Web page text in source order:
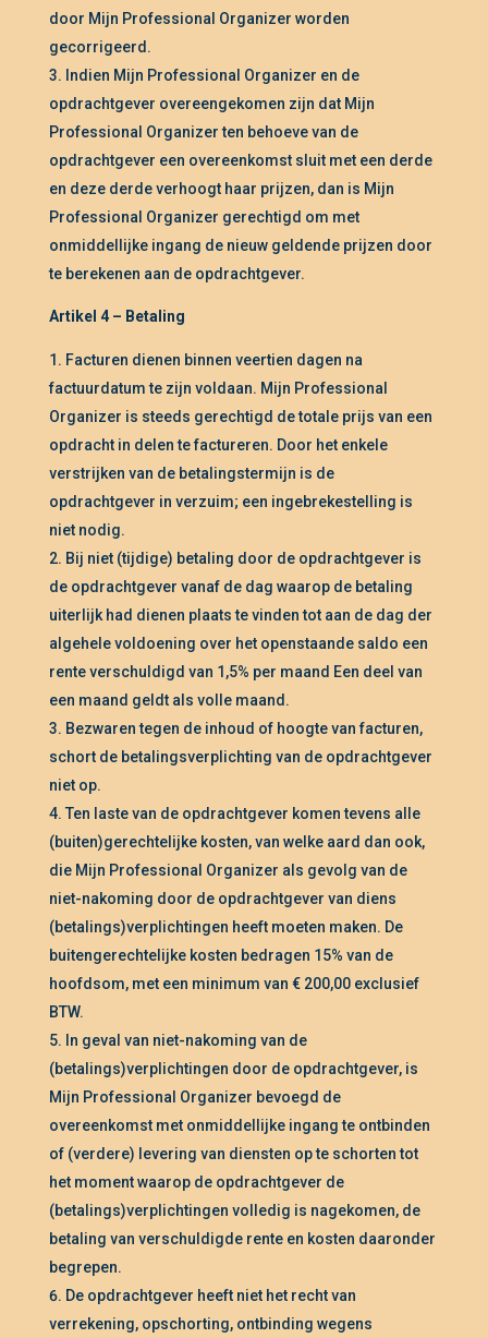
door Mijn Professional Organizer worden
gecorrigeerd.
Indien Mijn Professional Organizer en de
opdrachtgever overeengekomen zijn dat Mijn
Professional Organizer ten behoeve van de
opdrachtgever een overeenkomst sluit met een derde
en deze derde verhoogt haar prijzen, dan is Mijn
Professional Organizer gerechtigd om met
onmiddellijke ingang de nieuw geldende prijzen door
te berekenen aan de opdrachtgever.
Artikel 4 – Betaling
Facturen dienen binnen veertien dagen na
factuurdatum te zijn voldaan. Mijn Professional
Organizer is steeds gerechtigd de totale prijs van een
opdracht in delen te factureren. Door het enkele
verstrijken van de betalingstermijn is de
opdrachtgever in verzuim; een ingebrekestelling is
niet nodig.
Bij niet (tijdige) betaling door de opdrachtgever is
de opdrachtgever vanaf de dag waarop de betaling
uiterlijk had dienen plaats te vinden tot aan de dag der
algehele voldoening over het openstaande saldo een
rente verschuldigd van 1,5% per maand Een deel van
een maand geldt als volle maand.
Bezwaren tegen de inhoud of hoogte van facturen,
schort de betalingsverplichting van de opdrachtgever
niet op.
Ten laste van de opdrachtgever komen tevens alle
(buiten)gerechtelijke kosten, van welke aard dan ook,
die Mijn Professional Organizer als gevolg van de
niet-nakoming door de opdrachtgever van diens
(betalings)verplichtingen heeft moeten maken. De
buitengerechtelijke kosten bedragen 15% van de
hoofdsom, met een minimum van € 200,00 exclusief
BTW.
In geval van niet-nakoming van de
(betalings)verplichtingen door de opdrachtgever, is
Mijn Professional Organizer bevoegd de
overeenkomst met onmiddellijke ingang te ontbinden
of (verdere) levering van diensten op te schorten tot
het moment waarop de opdrachtgever de
(betalings)verplichtingen volledig is nagekomen, de
betaling van verschuldigde rente en kosten daaronder
begrepen.
De opdrachtgever heeft niet het recht van
verrekening, opschorting, ontbinding wegens